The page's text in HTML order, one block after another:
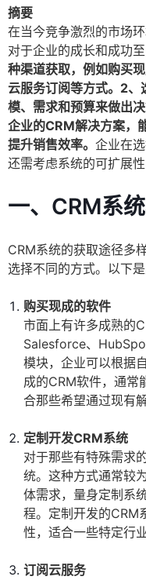
摘要
在当今竞争激烈的市场
对于企业的成长和成功至
种渠道获取，例如购买
云服务订阅等方式。2
模、需求和预算来做出
企业的CRM解决方案，
提升销售效率。 企业在
还需考虑系统的可扩展
一、CRM系
CRM系统的获取途径多
选择不同的方式。以下
购买现成的软件
市面上有许多成熟的
Salesforce、
模块，企业可以根据
成的CRM软件，通常
合那些希望通过现有
定制开发CRM系统
对于那些有特殊需求
统。这种方式通常较
体需求，量身定制系
程。定制开发的CRM
性，适合一些特定行
订阅云服务